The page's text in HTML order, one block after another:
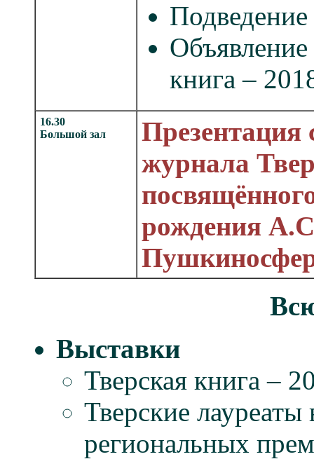
Подведение
книга –
16.30
Большой зал
Презентация
журнала
рождения
Выставки
Тверская книга –
Тверские лауреаты
региональных